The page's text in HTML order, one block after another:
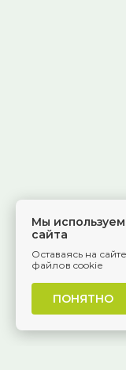
Мы
сайта
Оставаясь на
файлов cookie
ПОНЯТНО